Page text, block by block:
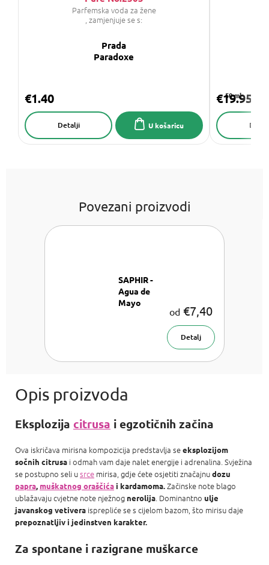
Parfemska voda za žene
, zamjenjuje se s:
Prada
Paradoxe
€1.40
U košaricu
Detalji
50 ml
€19.95
Povezani proizvodi
SAPHIR -
Agua de
Mayo
od €7,40
Detalj
Eksplozija citrusa i egzotičnih začina
Ova iskričava mirisna kompozicija predstavlja seeksplozijom
sočnih citrusa i odmah vam daje nalet energije i adrenalina. Svježina
se postupno seli usrce mirisa, gdje ćete osjetiti značajnudozu
papra, muškatnog oraščićai kardamoma.Začinske note blago
ublažavaju cvjetne note nježnog nerolija. Dominantno ulje
javanskog vetivera isprepliće se s cijelom bazom, što mirisu daje
prepoznatljiv i jedinstven karakter.
Za spontane i razigrane muškarce